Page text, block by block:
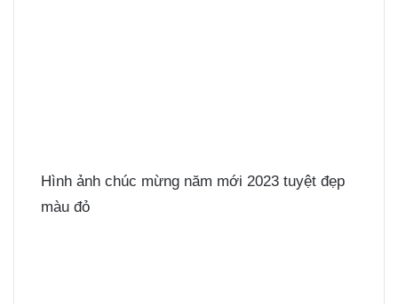
Hình ảnh chúc mừng năm mới 2023 tuyệt đẹp
màu đỏ